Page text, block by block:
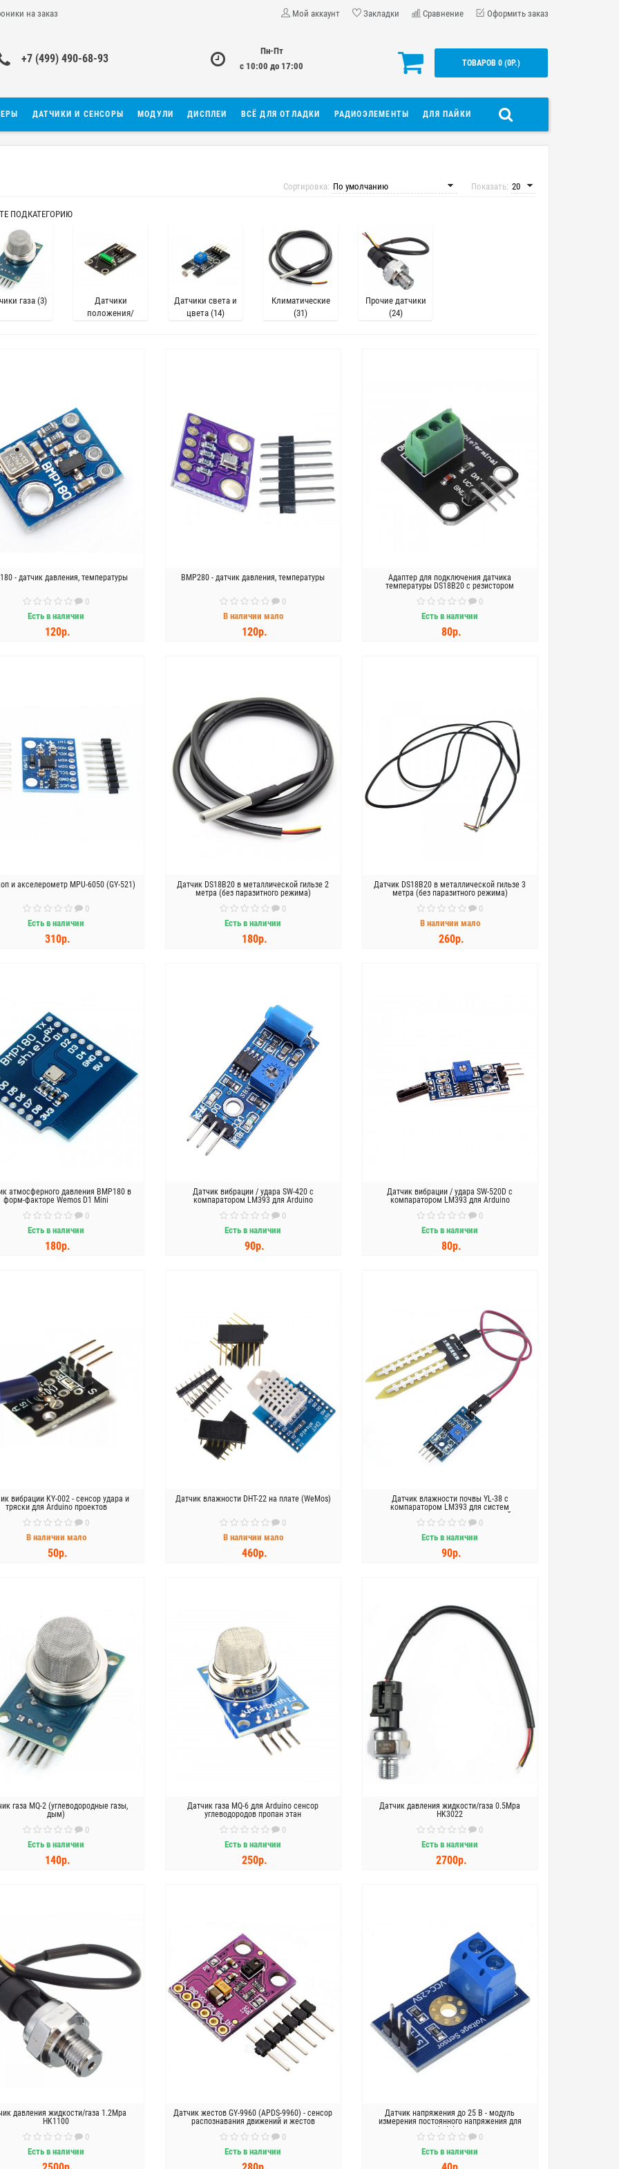
на заказ Мой аккаунт Закладки Сравнение Оформить заказ
+7 (499) 490-68-93
Пн-Пт
с 10:00 до 17:00
ТОВАРОВ 0 (0Р.)
ДАТЧИКИ И СЕНСОРЫ МОДУЛИ ДИСПЛЕИ ВСЁ ДЛЯ ОТЛАДКИ РАДИОЭЛЕМЕНТЫ ДЛЯ ПАЙКИ
Показать:
Сортировка:
ПОДКАТЕГОРИЮ
газа (3)
Датчики
положения/
Датчики света и
цвета (14)
Климатические
(31)
Прочие датчики
(24)
- датчик давления, температуры
0
Есть в наличии
120р.
BMP280 - датчик давления, температуры
0
В наличии мало
120р.
Адаптер для подключения датчика
температуры DS18B20 с резистором
0
Есть в наличии
80р.
и акселерометр MPU-6050 (GY-521)
0
Есть в наличии
310р.
Датчик DS18B20 в металлической гильзе 2
метра (без паразитного режима)
0
Есть в наличии
180р.
Датчик DS18B20 в металлической гильзе 3
метра (без паразитного режима)
0
В наличии мало
260р.
атмосферного давления BMP180 в
форм-факторе Wemos D1 Mini
0
Есть в наличии
180р.
Датчик вибрации / удара SW-420 с
компаратором LM393 для Arduino
0
Есть в наличии
90р.
Датчик вибрации / удара SW-520D с
компаратором LM393 для Arduino
0
Есть в наличии
80р.
вибрации KY-002 - сенсор удара и
тряски для Arduino проектов
0
В наличии мало
50р.
Датчик влажности DHT-22 на плате (WeMos)
0
В наличии мало
460р.
Датчик влажности почвы YL-38 с
компаратором LM393 для систем
автоматического полива растений
0
Есть в наличии
90р.
газа MQ-2 (углеводородные газы,
дым)
0
Есть в наличии
140р.
Датчик газа MQ-6 для Arduino сенсор
углеводородов пропан этан
0
Есть в наличии
250р.
Датчик давления жидкости/газа 0.5Mpa
HK3022
0
Есть в наличии
2700р.
давления жидкости/газа 1.2Mpa
HK1100
0
Есть в наличии
Датчик жестов GY-9960 (APDS-9960) - сенсор
распознавания движений и жестов
0
Есть в наличии
Датчик напряжения до 25 В - модуль
измерения постоянного напряжения для
Arduino
0
Есть в наличии